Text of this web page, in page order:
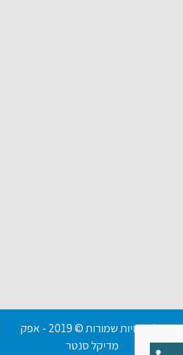
כל הזכויות שמורות © 2019 - אפק
מדיקל סנטר